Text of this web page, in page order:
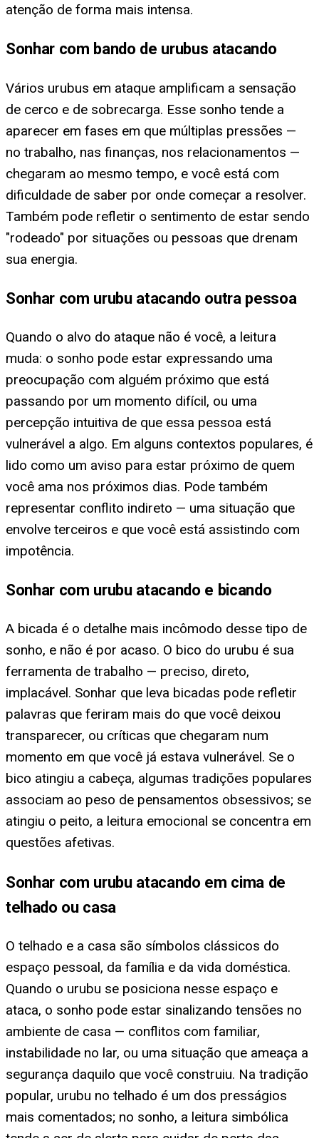
atenção de forma mais intensa.
Sonhar com bando de urubus atacando
Vários urubus em ataque amplificam a sensação
de cerco e de sobrecarga. Esse sonho tende a
aparecer em fases em que múltiplas pressões —
no trabalho, nas finanças, nos relacionamentos —
chegaram ao mesmo tempo, e você está com
dificuldade de saber por onde começar a resolver.
Também pode refletir o sentimento de estar sendo
"rodeado" por situações ou pessoas que drenam
sua energia.
Sonhar com urubu atacando outra pessoa
Quando o alvo do ataque não é você, a leitura
muda: o sonho pode estar expressando uma
preocupação com alguém próximo que está
passando por um momento difícil, ou uma
percepção intuitiva de que essa pessoa está
vulnerável a algo. Em alguns contextos populares, é
lido como um aviso para estar próximo de quem
você ama nos próximos dias. Pode também
representar conflito indireto — uma situação que
envolve terceiros e que você está assistindo com
impotência.
Sonhar com urubu atacando e bicando
A bicada é o detalhe mais incômodo desse tipo de
sonho, e não é por acaso. O bico do urubu é sua
ferramenta de trabalho — preciso, direto,
implacável. Sonhar que leva bicadas pode refletir
palavras que feriram mais do que você deixou
transparecer, ou críticas que chegaram num
momento em que você já estava vulnerável. Se o
bico atingiu a cabeça, algumas tradições populares
associam ao peso de pensamentos obsessivos; se
atingiu o peito, a leitura emocional se concentra em
questões afetivas.
Sonhar com urubu atacando em cima de
telhado ou casa
O telhado e a casa são símbolos clássicos do
espaço pessoal, da família e da vida doméstica.
Quando o urubu se posiciona nesse espaço e
ataca, o sonho pode estar sinalizando tensões no
ambiente de casa — conflitos com familiar,
instabilidade no lar, ou uma situação que ameaça a
segurança daquilo que você construiu. Na tradição
popular, urubu no telhado é um dos presságios
mais comentados; no sonho, a leitura simbólica